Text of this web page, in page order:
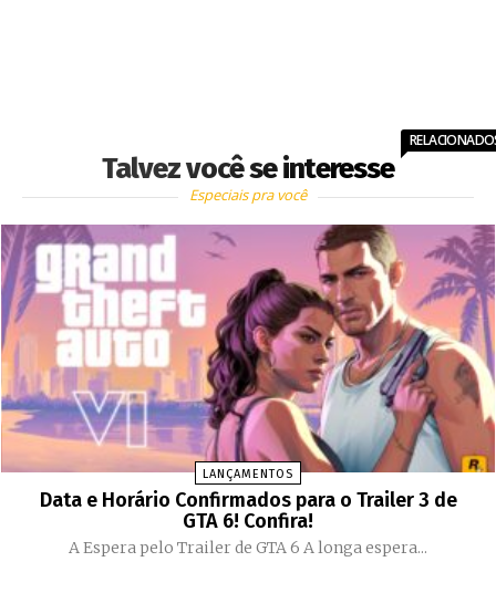
Talvez você se interesse
Especiais pra você
LANÇAMENTOS
Data e Horário Confirmados para o Trailer 3 de
GTA 6! Confira!
A Espera pelo Trailer de GTA 6 A longa espera...